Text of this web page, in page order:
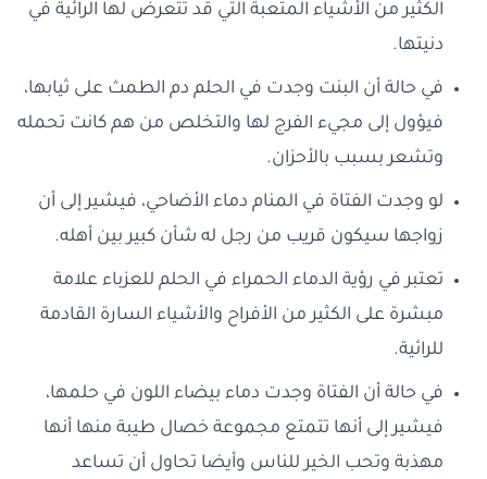
الكثير من الأشياء المتعبة التي قد تتعرض لها الرائية في
دنيتها.
في حالة أن البنت وجدت في الحلم دم الطمث على ثيابها،
فيؤول إلى مجيء الفرج لها والتخلص من هم كانت تحمله
وتشعر بسبب بالأحزان.
لو وجدت الفتاة في المنام دماء الأضاحي، فيشير إلى أن
زواجها سيكون قريب من رجل له شأن كبير بين أهله.
تعتبر في رؤية الدماء الحمراء في الحلم للعزباء علامة
مبشرة على الكثير من الأفراح والأشياء السارة القادمة
للرائية.
في حالة أن الفتاة وجدت دماء بيضاء اللون في حلمها،
فيشير إلى أنها تتمتع مجموعة خصال طيبة منها أنها
مهذبة وتحب الخير للناس وأيضا تحاول أن تساعد